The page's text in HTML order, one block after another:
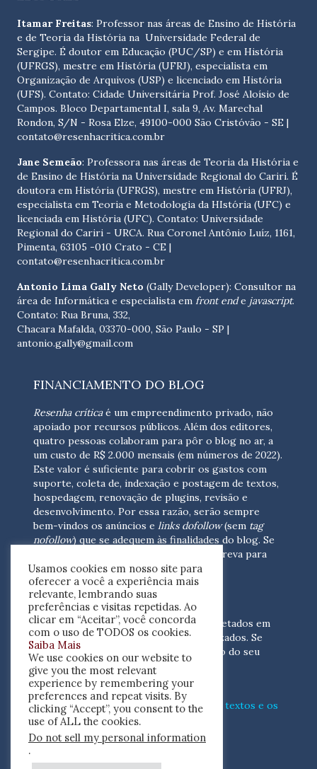
Itamar Freitas: Professor nas áreas de Ensino de História
e de Teoria da História na Universidade Federal de
Sergipe. É doutor em Educação (PUC/SP) e em História
(UFRGS), mestre em História (UFRJ), especialista em
Organização de Arquivos (USP) e licenciado em História
(UFS). Contato: Cidade Universitária Prof. José Aloísio de
Campos. Bloco Departamental I, sala 9, Av. Marechal
Rondon, S/N - Rosa Elze, 49100-000 São Cristóvão - SE |
contato@resenhacritica.com.br
Jane Semeão: Professora nas áreas de Teoria da História e
de Ensino de História na Universidade Regional do Cariri. É
doutora em História (UFRGS), mestre em História (UFRJ),
especialista em Teoria e Metodologia da HIstória (UFC) e
licenciada em História (UFC). Contato: Universidade
Regional do Cariri - URCA. Rua Coronel Antônio Luíz, 1161,
Pimenta, 63105 -010 Crato - CE |
contato@resenhacritica.com.br
Antonio Lima Gally Neto (Gally Developer): Consultor na
área de Informática e especialista em front ende javascript.
Contato: Rua Bruna, 332,
Chacara Mafalda, 03370-000, São Paulo - SP |
antonio.gally@gmail.com
FINANCIAMENTO DO BLOG
Resenha críticaé um empreendimento privado, não
apoiado por recursos públicos. Além dos editores,
quatro pessoas colaboram para pôr o blog no ar, a
um custo de R$ 2.000 mensais (em números de 2022).
Este valor é suficiente para cobrir os gastos com
suporte, coleta de, indexação e postagem de textos,
hospedagem, renovação de plugins, revisão e
desenvolvimento. Por essa razão, serão sempre
bem-vindos os anúncios e links dofollow(sem tag
nofollow) que se adequem às finalidades do blog. Se
escreva para
nós(contato@resenhacritica.com.br)
FONTES E ACERVO
As resenhas, dossiês e sumários são coletados em
periódicos acadêmicos e sites especializados. Se
você tem interesse em divulgar o acervo do seu
periódico, escreva para nós
(contato@resenhacritica.com.br)
Conheça omodocomo processamos os textos e os
índicesdisponibilizados neste blog.
ISSN 2764-0302
Usamos cookies em nosso site para
oferecer a você a experiência mais
relevante, lembrando suas
preferências e visitas repetidas. Ao
clicar em “Aceitar”, você concorda
com o uso de TODOS os cookies.
Saiba Mais
We use cookies on our website to
give you the most relevant
experience by remembering your
preferences and repeat visits. By
clicking “Accept”, you consent to the
use of ALL the cookies.
Do not sell my personal information
.